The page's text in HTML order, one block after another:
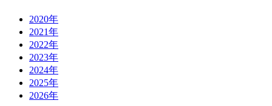
2020年
2021年
2022年
2023年
2024年
2025年
2026年